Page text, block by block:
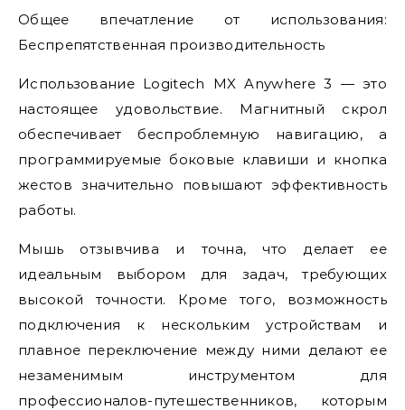
Общее впечатление от использования:
Беспрепятственная производительность
Использование Logitech MX Anywhere 3 — это
настоящее удовольствие. Магнитный скрол
обеспечивает беспроблемную навигацию, а
программируемые боковые клавиши и кнопка
жестов значительно повышают эффективность
работы.
Мышь отзывчива и точна, что делает ее
идеальным выбором для задач, требующих
высокой точности. Кроме того, возможность
подключения к нескольким устройствам и
плавное переключение между ними делают ее
незаменимым инструментом для
профессионалов-путешественников, которым